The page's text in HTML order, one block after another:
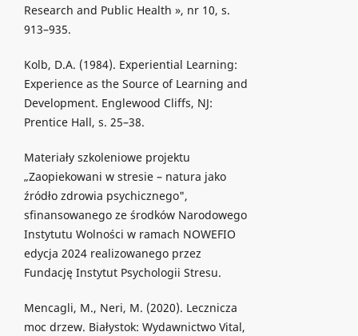
Research and Public Health », nr 10, s.
913–935.
Kolb, D.A. (1984). Experiential Learning:
Experience as the Source of Learning and
Development. Englewood Cliffs, NJ:
Prentice Hall, s. 25–38.
Materiały szkoleniowe projektu
„Zaopiekowani w stresie – natura jako
źródło zdrowia psychicznego",
sfinansowanego ze środków Narodowego
Instytutu Wolności w ramach NOWEFIO
edycja 2024 realizowanego przez
Fundację Instytut Psychologii Stresu.
Mencagli, M., Neri, M. (2020). Lecznicza
moc drzew. Białystok: Wydawnictwo Vital,